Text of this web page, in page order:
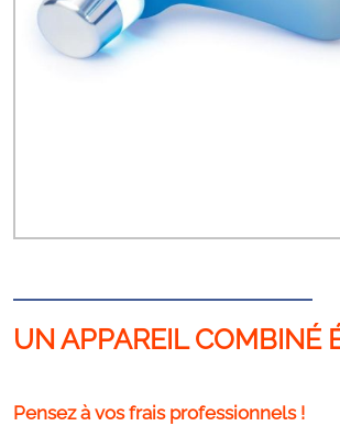
UN APPAREIL COMBINÉ
Pensez à vos frais professionnels !